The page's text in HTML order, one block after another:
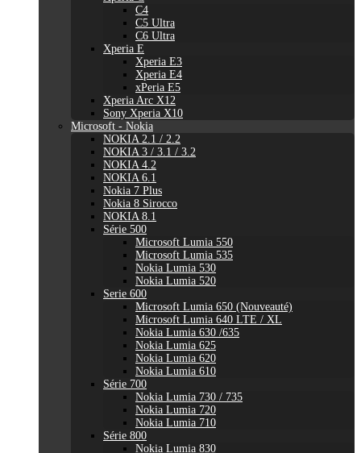
C4
C5 Ultra
C6 Ultra
Xperia E
Xperia E3
Xperia E4
xPeria E5
Xperia Arc X12
Sony Xperia X10
Microsoft - Nokia
NOKIA 2.1 / 2.2
NOKIA 3 / 3.1 / 3.2
NOKIA 4.2
NOKIA 6.1
Nokia 7 Plus
Nokia 8 Sirocco
NOKIA 8.1
Série 500
Microsoft Lumia 550
Microsoft Lumia 535
Nokia Lumia 530
Nokia Lumia 520
Serie 600
Microsoft Lumia 650 (Nouveauté)
Microsoft Lumia 640 LTE / XL
Nokia Lumia 630 /635
Nokia Lumia 625
Nokia Lumia 620
Nokia Lumia 610
Série 700
Nokia Lumia 730 / 735
Nokia Lumia 720
Nokia Lumia 710
Série 800
Nokia Lumia 830